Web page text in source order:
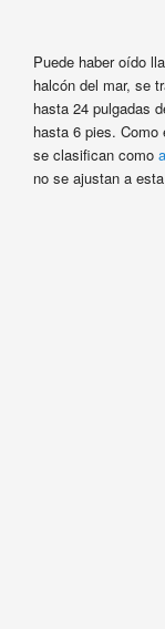
Puede haber oído
halcón del mar, se
hasta 24 pulgadas
hasta 6 pies. Como
se clasifican como
no se ajustan a